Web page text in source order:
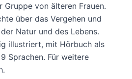
Gruppe von älteren Frauen.
über das Vergehen und
Natur und des Lebens.
illustriert, mit Hörbuch als
Sprachen. Für weitere